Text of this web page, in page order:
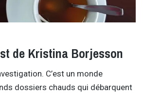
de Kristina Borjesson
C’est un monde
dossiers chauds qui débarquent